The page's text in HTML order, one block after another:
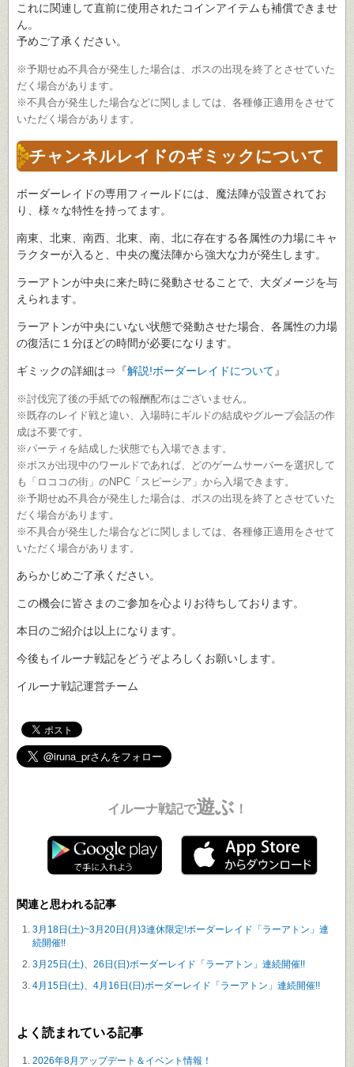
これに関連して直前に使用されたコインアイテムも補償できませ
ん。
予めご了承ください。
※予期せぬ不具合が発生した場合は、ボスの出現を終了とさせていた
だく場合があります。
※不具合が発生した場合などに関しましては、各種修正適用をさせて
いただく場合があります。
チャンネルレイドのギミックについて
ボーダーレイドの専用フィールドには、魔法陣が設置されてお
り、様々な特性を持ってます。
南東、北東、南西、北東、南、北に存在する各属性の力場にキャ
ラクターが入ると、中央の魔法陣から強大な力が発生します。
ラーアトンが中央に来た時に発動させることで、大ダメージを与
えられます。
ラーアトンが中央にいない状態で発動させた場合、各属性の力場
の復活に１分ほどの時間が必要になります。
ギミックの詳細は⇒『解説!ボーダーレイドについて 』
※討伐完了後の手紙での報酬配布はございません。
※既存のレイド戦と違い、入場時にギルドの結成やグループ会話の作
成は不要です。
※パーティを結成した状態でも入場できます。
※ボスが出現中のワールドであれば、どのゲームサーバーを選択して
も「ロココの街」のNPC「スピーシア」から入場できます。
※予期せぬ不具合が発生した場合は、ボスの出現を終了とさせていた
だく場合があります。
※不具合が発生した場合などに関しましては、各種修正適用をさせて
いただく場合があります。
あらかじめご了承ください。
この機会に皆さまのご参加を心よりお待ちしております。
本日のご紹介は以上になります。
今後もイルーナ戦記をどうぞよろしくお願いします。
イルーナ戦記運営チーム
イルーナ戦記で遊ぶ ！
関連と思われる記事
3月18日(土)~3月20日(月)3連休限定!ボーダーレイド「ラーアトン」連
続開催!!
3月25日(土)、26日(日)ボーダーレイド「ラーアトン」連続開催!!
4月15日(土)、4月16日(日)ボーダーレイド「ラーアトン」連続開催!!
よく読まれている記事
2026年8月アップデート＆イベント情報！